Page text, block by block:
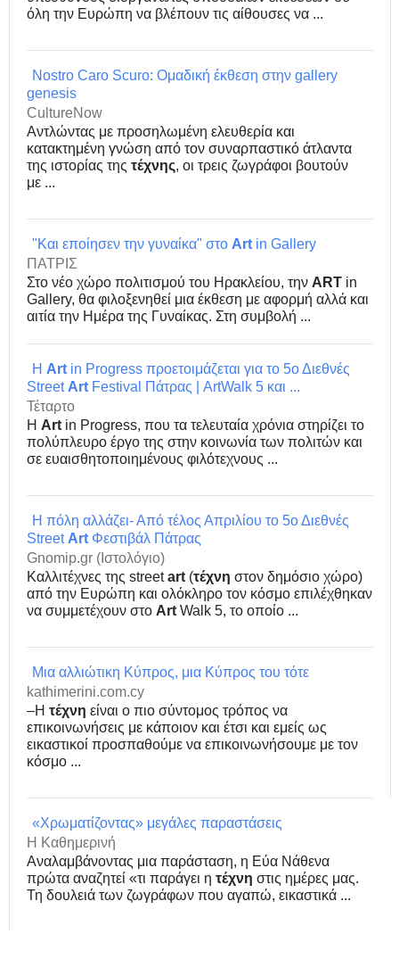
όλη την Ευρώπη να βλέπουν τις αίθουσες να ...
Nostro Caro Scuro: Ομαδική έκθεση στην gallery
genesis
CultureNow
Αντλώντας με προσηλωμένη ελευθερία και
κατακτημένη γνώση από τον συναρπαστικό άτλαντα
της ιστορίας της τέχνης, οι τρεις ζωγράφοι βουτούν
με ...
"Και εποίησεν την γυναίκα" στο Art in Gallery
ΠΑΤΡΙΣ
Στο νέο χώρο πολιτισμού του Ηρακλείου, την ART in
Gallery, θα φιλοξενηθεί μια έκθεση με αφορμή αλλά και
αιτία την Ημέρα της Γυναίκας. Στη συμβολή ...
H Art in Progress προετοιμάζεται για το 5ο Διεθνές
Street Art Festival Πάτρας | ArtWalk 5 και ...
Τέταρτο
Η Art in Progress, που τα τελευταία χρόνια στηρίζει το
πολύπλευρο έργο της στην κοινωνία των πολιτών και
σε ευαισθητοποιημένους φιλότεχνους ...
H πόλη αλλάζει- Από τέλος Απριλίου το 5ο Διεθνές
Street Art Φεστιβάλ Πάτρας
Gnomip.gr (Ιστολόγιο)
Καλλιτέχνες της streetart (τέχνη στον δημόσιο χώρο)
από την Ευρώπη και ολόκληρο τον κόσμο επιλέχθηκαν
να συμμετέχουν στο Art Walk 5, το οποίο ...
Μια αλλιώτικη Κύπρος, μια Κύπρος του τότε
kathimerini.com.cy
–Η τέχνη είναι ο πιο σύντομος τρόπος να
επικοινωνήσεις με κάποιον και έτσι και εμείς ως
εικαστικοί προσπαθούμε να επικοινωνήσουμε με τον
κόσμο ...
«Χρωματίζοντας» μεγάλες παραστάσεις
Η Καθημερινή
Αναλαμβάνοντας μια παράσταση, η Εύα Νάθενα
πρώτα αναζητεί «τι παράγει η τέχνη στις ημέρες μας.
Τη δουλειά των ζωγράφων που αγαπώ, εικαστικά ...